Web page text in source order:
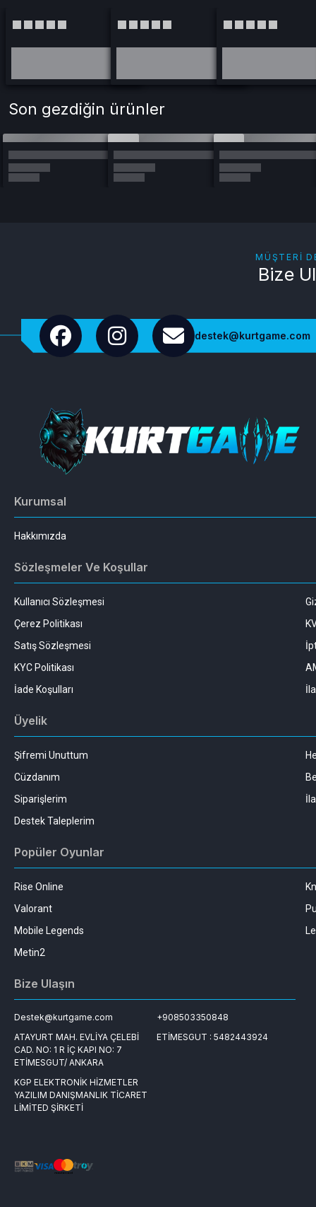
Son gezdiğin ürünler
MÜŞTERI
Bize
destek@kurtgame.com
Kurumsal
Hakkımızda
Sözleşmeler Ve Koşullar
Kullanıcı Sözleşmesi
Çerez Politikası
Satış Sözleşmesi
KYC Politikası
İade Koşulları
Üyelik
Şifremi Unuttum
Cüzdanım
Siparişlerim
Destek Taleplerim
Popüler Oyunlar
Rise Online
Valorant
Mobile Legends
Metin2
Bize Ulaşın
Destek@kurtgame.com
+908503350848
ATAYURT MAH. EVLİYA ÇELEBİ
CAD. NO: 1 R İÇ KAPI NO: 7
ETİMESGUT/ ANKARA
ETİMESGUT : 5482443924
KGP ELEKTRONİK HİZMETLER
YAZILIM DANIŞMANLIK TİCARET
LİMİTED ŞİRKETİ